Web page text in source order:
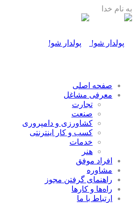
به نام خدا
صفحه اصلی
معرفی مشاغل
تجارت
صنعت
كشاورزی و دامپروری
كسب و كار اينترنتی
خدمات
هنر
افراد موفق
مشاوره
راهنمای گرفتن مجوز
راه‌ها و كارها
ارتباط با ما